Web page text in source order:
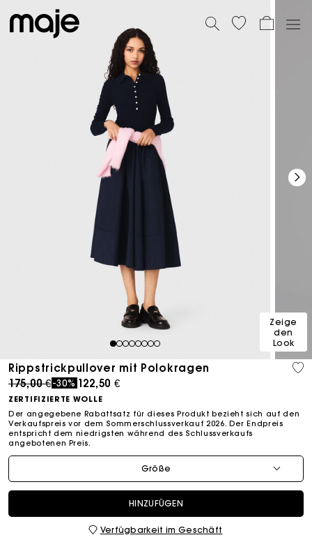
12345678
Zeige
den
Look
Rippstrickpullover mit Polokragen
Price reduced from
175,00 €to
-30% 122,50 €
ZERTIFIZIERTE WOLLE
Der angegebene Rabattsatz für dieses Produkt bezieht sich auf den
Verkaufspreis vor dem Sommerschlussverkauf 2026. Der Endpreis
entspricht dem niedrigsten während des Schlussverkaufs
angebotenen Preis.
Größe
HINZUFÜGEN
Verfügbarkeit im Geschäft